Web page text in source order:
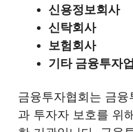
신용정보회사
신탁회사
보험회사
기타 금융투자
금융투자협회는 금
과 투자자 보호를 위